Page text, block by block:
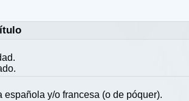
y/o francesa (o de póquer).